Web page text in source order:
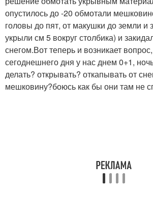
опустилось до -20 обмотали
головы до пят, от макушки до земли и
укрыли см 5 вокруг столбика) и
снегом.Вот теперь и возникает
сегоднешнего дня у нас днем 0+1,
делать? открывать? откапывать от
мешковину?боюсь как бы они там не